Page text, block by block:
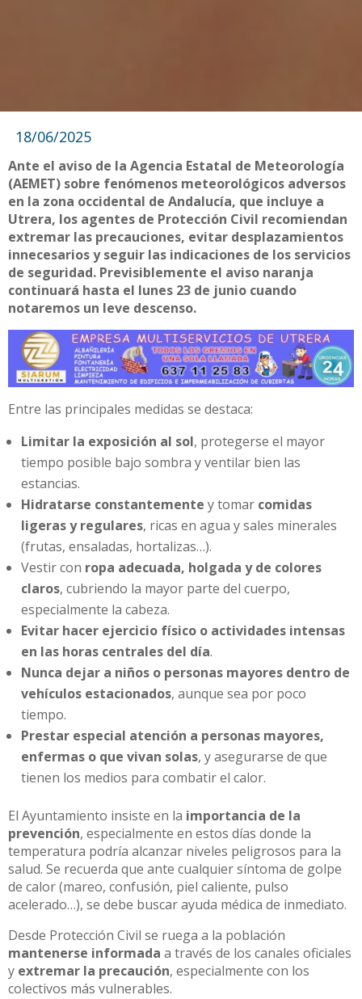
18/06/2025
Ante el aviso de la Agencia Estatal de Meteorología
(AEMET) sobre fenómenos meteorológicos adversos
en la zona occidental de Andalucía, que incluye a
Utrera, los agentes de Protección Civil recomiendan
extremar las precauciones, evitar desplazamientos
innecesarios y seguir las indicaciones de los servicios
de seguridad. Previsiblemente el aviso naranja
continuará hasta el lunes 23 de junio cuando
notaremos un leve descenso.
Entre las principales medidas se destaca:
Limitar la exposición al sol, protegerse el mayor
tiempo posible bajo sombra y ventilar bien las
estancias.
Hidratarse constantemente y tomar comidas
ligeras y regulares, ricas en agua y sales minerales
(frutas, ensaladas, hortalizas…).
Vestir con ropa adecuada, holgada y de colores
claros, cubriendo la mayor parte del cuerpo,
especialmente la cabeza.
Evitar hacer ejercicio físico o actividades intensas
en las horas centrales del día.
Nunca dejar a niños o personas mayores dentro de
vehículos estacionados, aunque sea por poco
tiempo.
Prestar especial atención a personas mayores,
enfermas o que vivan solas, y asegurarse de que
tienen los medios para combatir el calor.
El Ayuntamiento insiste en la importancia de la
prevención, especialmente en estos días donde la
temperatura podría alcanzar niveles peligrosos para la
salud. Se recuerda que ante cualquier síntoma de golpe
de calor (mareo, confusión, piel caliente, pulso
acelerado…), se debe buscar ayuda médica de inmediato.
Desde Protección Civil se ruega a la población
mantenerse informada a través de los canales oficiales
y extremar la precaución, especialmente con los
colectivos más vulnerables.